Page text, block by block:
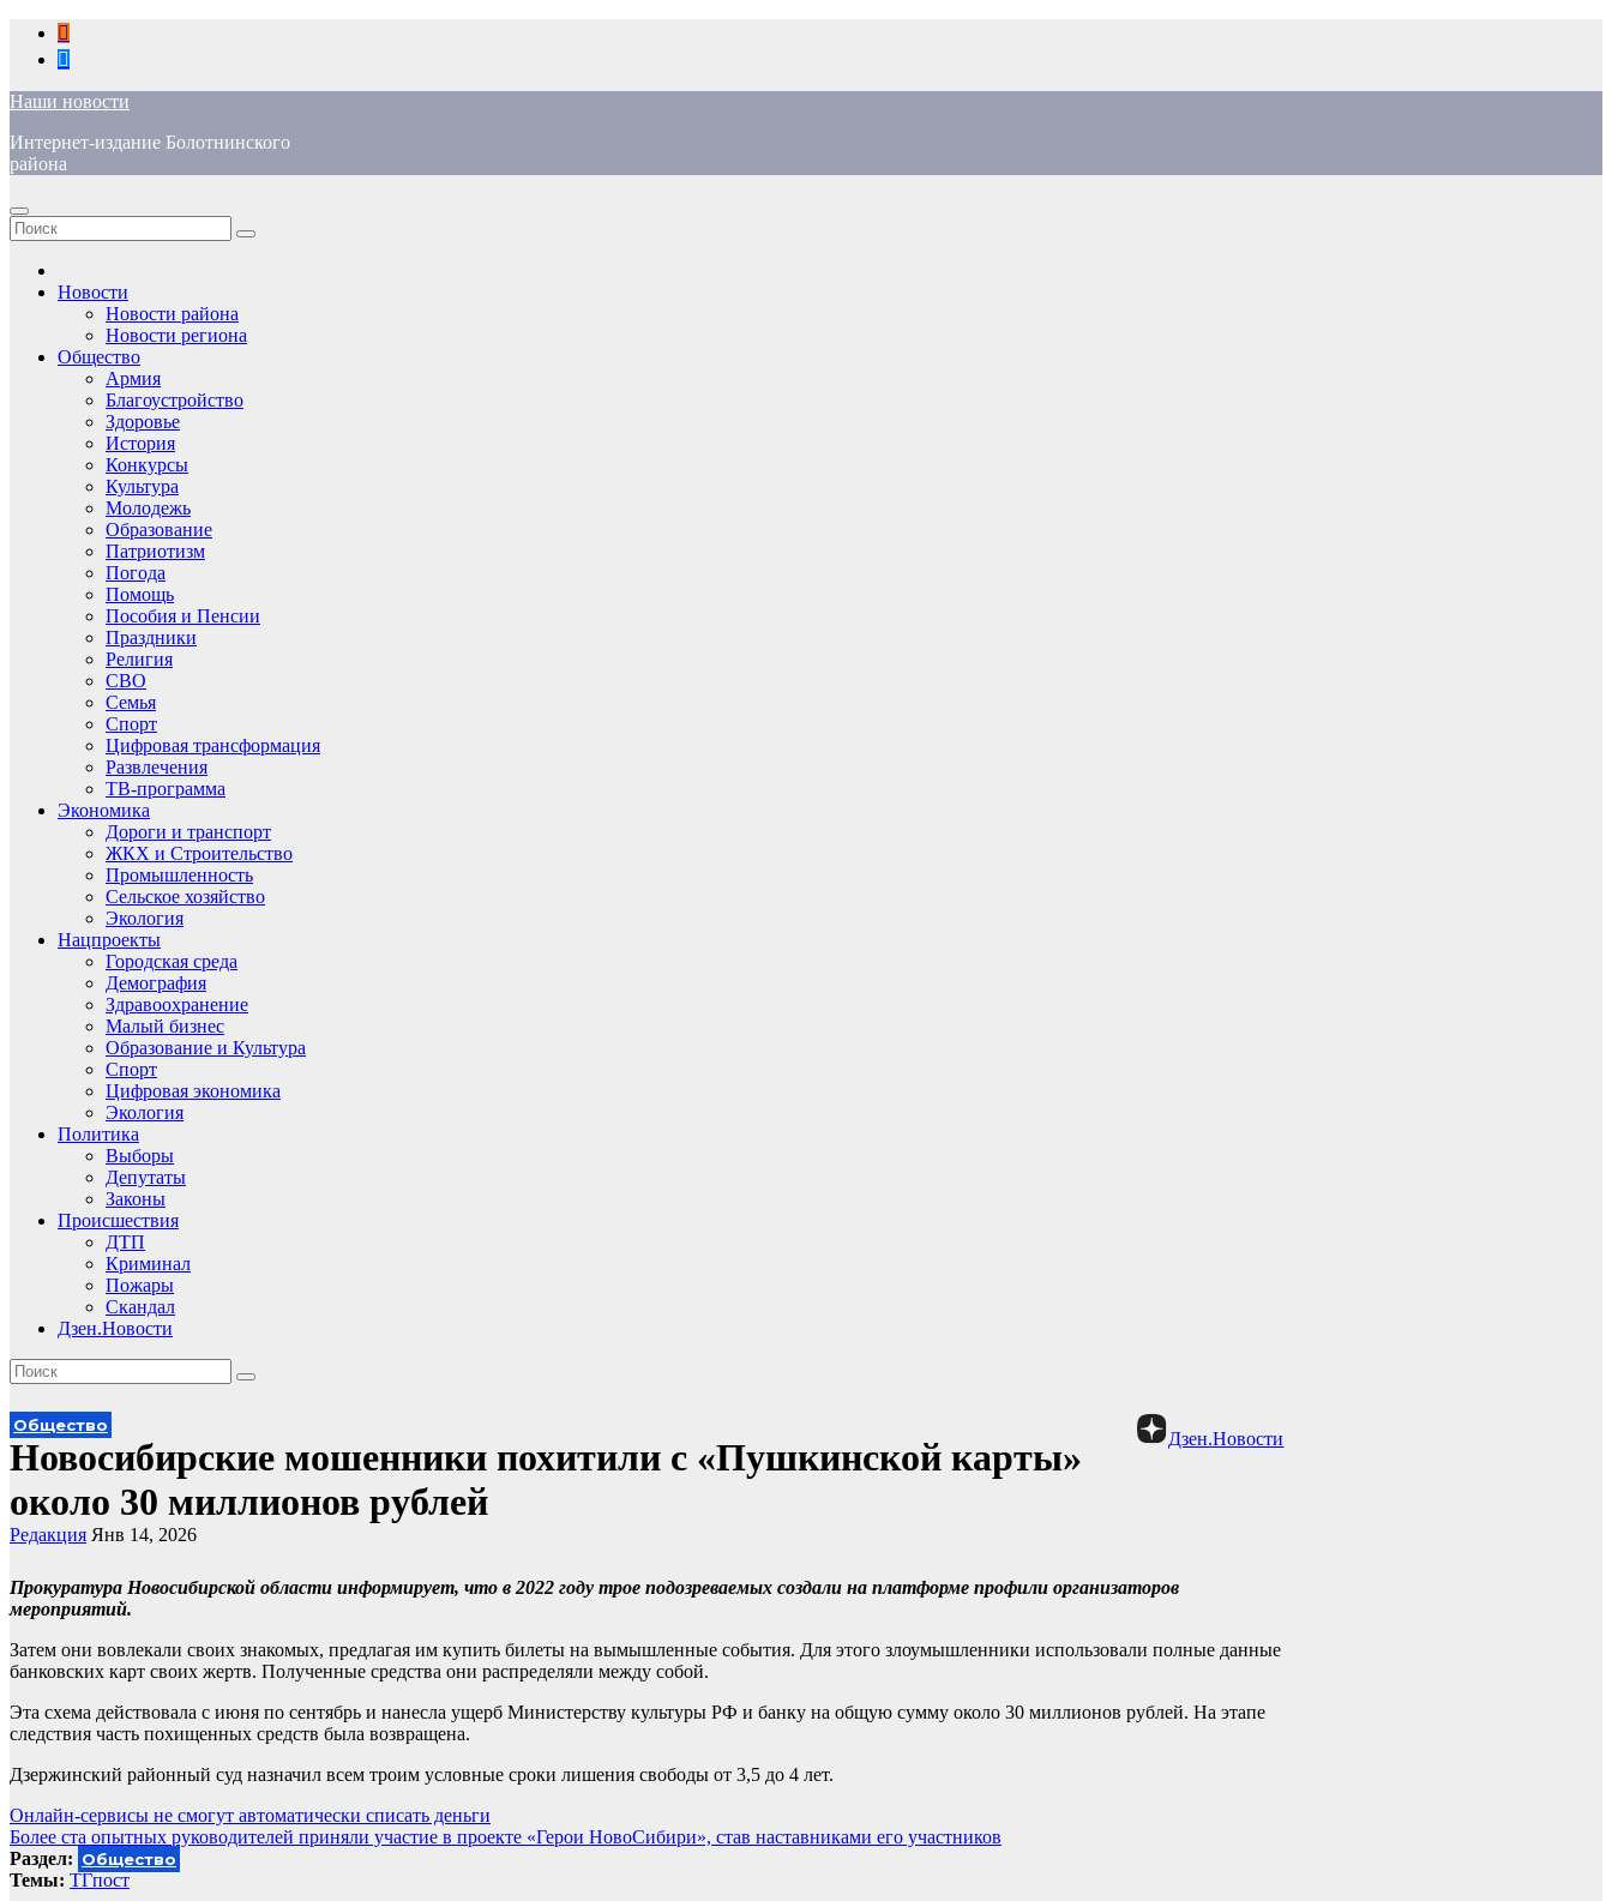
Перейти
содержимому
Наши новости
Интернет-издание Болотнинского
района
Новости
Новости района
Новости региона
Общество
Армия
Благоустройство
Здоровье
История
Конкурсы
Культура
Молодежь
Образование
Патриотизм
Погода
Помощь
Пособия и Пенсии
Праздники
Религия
СВО
Семья
Спорт
Цифровая трансформация
Развлечения
ТВ-программа
Экономика
Дороги и транспорт
ЖКХ и Строительство
Промышленность
Сельское хозяйство
Экология
Нацпроекты
Городская среда
Демография
Здравоохранение
Малый бизнес
Образование и Культура
Спорт
Цифровая экономика
Экология
Политика
Выборы
Депутаты
Законы
Происшествия
ДТП
Криминал
Пожары
Скандал
Дзен.Новости
Дзен.Новости
Общество
Новосибирские мошенники похитили с «Пушкинской карты»
около 30 миллионов рублей
Редакция Янв 14, 2026
Прокуратура Новосибирской области информирует, что в 2022 году трое подозреваемых создали на платформе профили организаторов
мероприятий.
Затем они вовлекали своих знакомых, предлагая им купить билеты на вымышленные события. Для этого злоумышленники использовали полные данные
банковских карт своих жертв. Полученные средства они распределяли между собой.
Эта схема действовала с июня по сентябрь и нанесла ущерб Министерству культуры РФ и банку на общую сумму около 30 миллионов рублей. На этапе
следствия часть похищенных средств была возвращена.
Дзержинский районный суд назначил всем троим условные сроки лишения свободы от 3,5 до 4 лет.
Навигация
по
записям
Онлайн-сервисы не смогут автоматически списать деньги
Более ста опытных руководителей приняли участие в проекте «Герои НовоСибири», став наставниками его участников
Раздел: Общество
Темы: ТГпост